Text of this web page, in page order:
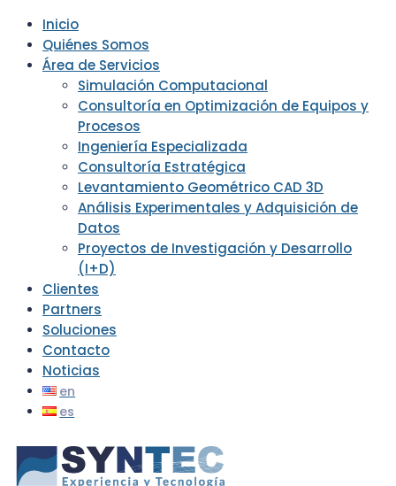
Inicio
Quiénes Somos
Área de Servicios
Simulación Computacional
Consultoría en Optimización de Equipos y
Procesos
Ingeniería Especializada
Consultoría Estratégica
Levantamiento Geométrico CAD 3D
Análisis Experimentales y Adquisición de
Datos
Proyectos de Investigación y Desarrollo
(I+D)
Clientes
Partners
Soluciones
Contacto
Noticias